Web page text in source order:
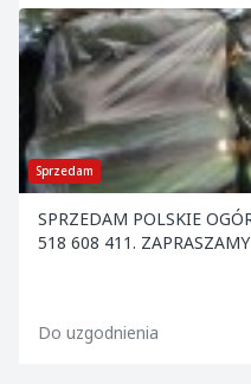
Sprzedam
SPRZEDAM POLSKIE OGÓRKI SZKLARNIOWE KONTAKT
518 608 411. ZAPRASZAMY
Do uzgodnienia